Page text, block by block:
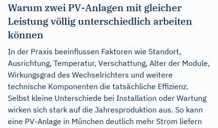
Warum zwei PV-Anlagen mit gleicher
Leistung völlig unterschiedlich arbeiten
können
In der Praxis beeinflussen Faktoren wie Standort,
Ausrichtung, Temperatur, Verschattung, Alter der Module,
Wirkungsgrad des Wechselrichters und weitere
technische Komponenten die tatsächliche Effizienz.
Selbst kleine Unterschiede bei Installation oder Wartung
wirken sich stark auf die Jahresproduktion aus. So kann
eine PV-Anlage in München deutlich mehr Strom liefern